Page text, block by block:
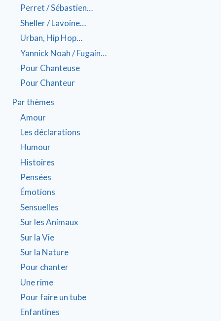
Perret / Sébastien…
Sheller / Lavoine…
Urban, Hip Hop…
Yannick Noah / Fugain…
Pour Chanteuse
Pour Chanteur
Par thèmes
Amour
Les déclarations
Humour
Histoires
Pensées
Émotions
Sensuelles
Sur les Animaux
Sur la Vie
Sur la Nature
Pour chanter
Une rime
Pour faire un tube
Enfantines